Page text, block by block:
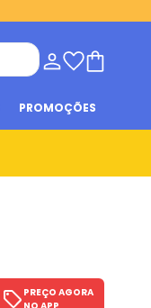
PROMOÇÕES
PREÇO AGORA